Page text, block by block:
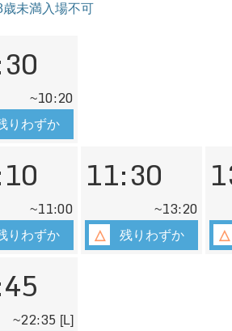
未満入場不可
~10:20
りわずか
~11:00
りわずか
11:30
~13:20
残りわずか
~22:35 [L]